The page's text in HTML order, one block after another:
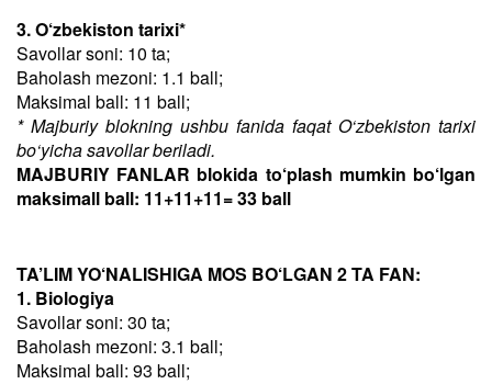
3. O‘zbekiston tarixi*
Savollar soni: 10 ta;
Baholash mezoni: 1.1 ball;
Maksimal ball: 11 ball;
* Majburiy blokning ushbu fanida faqat O‘zbekiston tarixi
bo‘yicha savollar beriladi.
MAJBURIY FANLAR blokida to‘plash mumkin bo‘lgan
maksimall ball: 11+11+11= 33 ball
TA’LIM YO‘NALISHIGA MOS BO‘LGAN 2 TA FAN:
1. Biologiya
Savollar soni: 30 ta;
Baholash mezoni: 3.1 ball;
Maksimal ball: 93 ball;